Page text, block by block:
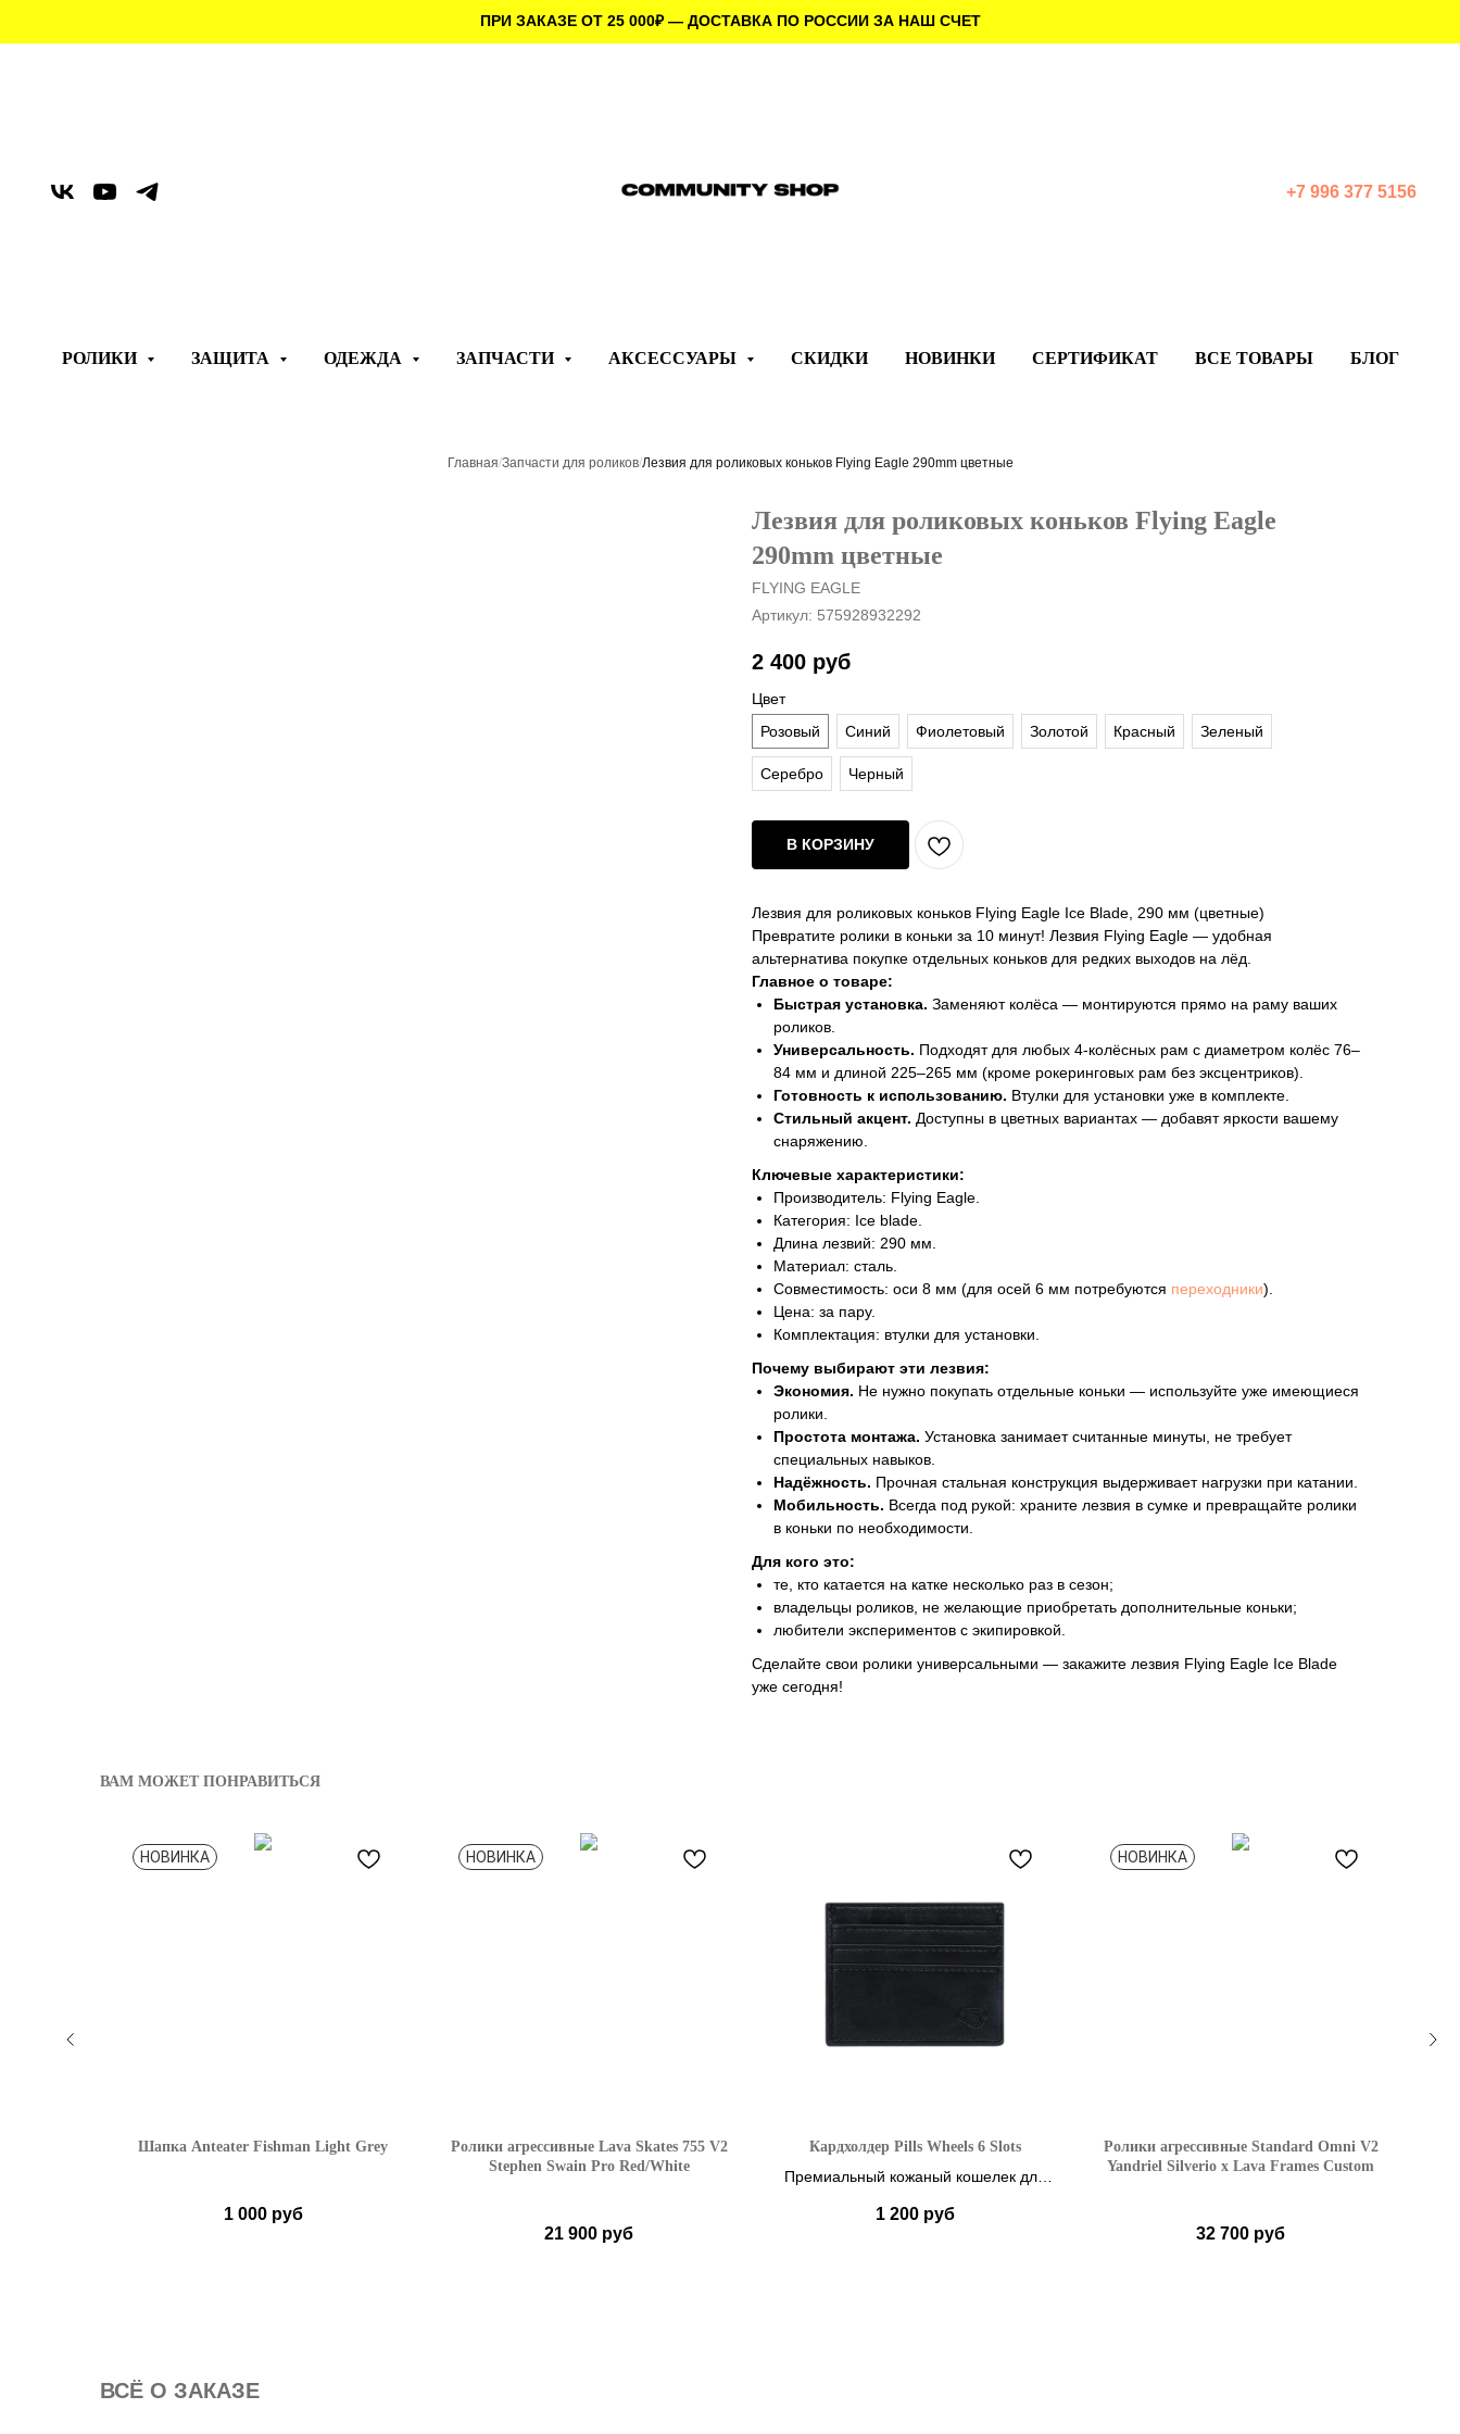
ПРИ ЗАКАЗЕ ОТ 25 000₽— ДОСТАВКА ПО РОССИИ ЗА НАШ СЧЕТ
+7 996 377 5156
РОЛИКИ ЗАЩИТА ОДЕЖДА ЗАПЧАСТИ АКСЕССУАРЫ СКИДКИ НОВИНКИ СЕРТИФИКАТ ВСЕ ТОВАРЫ БЛОГ
Главная/Запчасти для роликов/Лезвия для роликовых коньков Flying Eagle 290mm цветные
Лезвия для роликовых коньков Flying Eagle
290mm цветные
FLYING EAGLE
Артикул: 575928932292
2 400 руб
Цвет
Розовый
Синий Фиолетовый Золотой Красный Зеленый
Серебро Черный
В КОРЗИНУ
Лезвия для роликовых коньков Flying Eagle Ice Blade, 290 мм (цветные)
Превратите ролики в коньки за 10 минут! Лезвия Flying Eagle — удобная
альтернатива покупке отдельных коньков для редких выходов на лёд.
Главное о товаре:
Быстрая установка. Заменяют колёса — монтируются прямо на раму ваших
роликов.
Универсальность. Подходят для любых 4‑колёсных рам с диаметром колёс 76–
84 мм и длиной 225–265 мм (кроме рокеринговых рам без эксцентриков).
Готовность к использованию. Втулки для установки уже в комплекте.
Стильный акцент. Доступны в цветных вариантах — добавят яркости вашему
снаряжению.
Ключевые характеристики:
Производитель: Flying Eagle.
Категория: Ice blade.
Длина лезвий: 290 мм.
Материал: сталь.
Совместимость: оси 8 мм (для осей 6 мм потребуются переходники).
Цена: за пару.
Комплектация: втулки для установки.
Почему выбирают эти лезвия:
Экономия. Не нужно покупать отдельные коньки — используйте уже имеющиеся
ролики.
Простота монтажа. Установка занимает считанные минуты, не требует
специальных навыков.
Надёжность. Прочная стальная конструкция выдерживает нагрузки при катании.
Мобильность. Всегда под рукой: храните лезвия в сумке и превращайте ролики
в коньки по необходимости.
Для кого это:
те, кто катается на катке несколько раз в сезон;
владельцы роликов, не желающие приобретать дополнительные коньки;
любители экспериментов с экипировкой.
Сделайте свои ролики универсальными — закажите лезвия Flying Eagle Ice Blade
уже сегодня!
ВАМ МОЖЕТ ПОНРАВИТЬСЯ
НОВИНКА
Шапка Anteater Fishman Light Grey
1 000 руб
НОВИНКА
Ролики агрессивные Lava Skates 755 V2
Stephen Swain Pro Red/White
21 900 руб
Кардхолдер Pills Wheels 6 Slots
Премиальный кожаный кошелек для
1 200 руб
НОВИНКА
Ролики агрессивные Standard Omni V2
Yandriel Silverio x Lava Frames Custom
32 700 руб
ВСË О ЗАКАЗЕ